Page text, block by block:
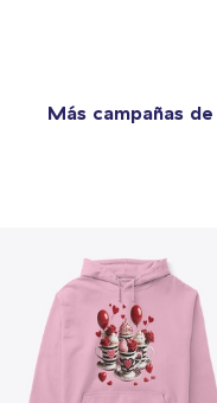
Más campañas de